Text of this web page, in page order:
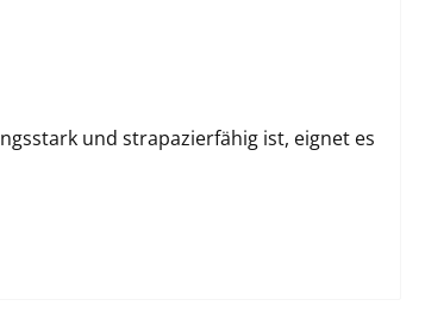
und strapazierfähig ist, eignet es